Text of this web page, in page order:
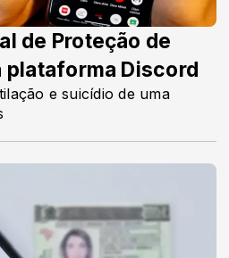
de Proteção de
plataforma Discord
e suicídio de uma